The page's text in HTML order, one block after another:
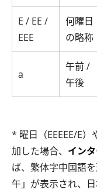
E / EE /
EEE
何曜日
の略称
a
午前 /
午後
* 曜日（EEEEE/E
加した場合、 イン
ば、繁体字中国語
午」が表示され、